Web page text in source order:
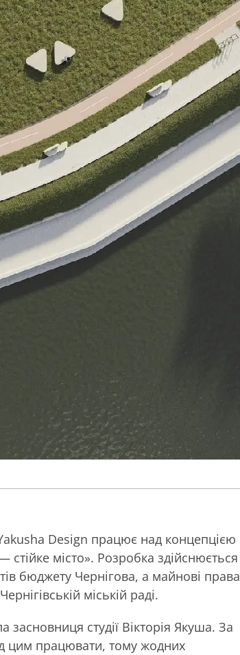
Yakusha Design працює над концепцією
стійке місто». Розробка здійснюється
бюджету Чернігова, а майнові права
міській раді.
студії Вікторія Якуша. За
цим працювати, тому жодних